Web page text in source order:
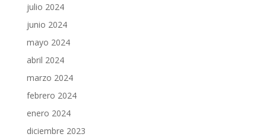
julio 2024
junio 2024
mayo 2024
abril 2024
marzo 2024
febrero 2024
enero 2024
diciembre 2023